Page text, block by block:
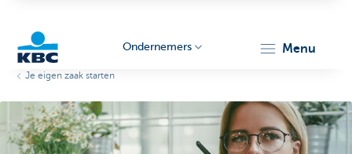
Ondernemers menu
Je eigen zaak starten